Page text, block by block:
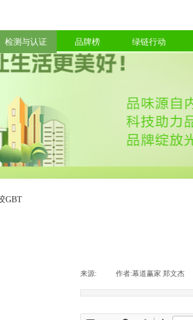
检测与认证 品牌榜 绿链行动
GBT
来源: 作者:幕道赢家 郑文杰